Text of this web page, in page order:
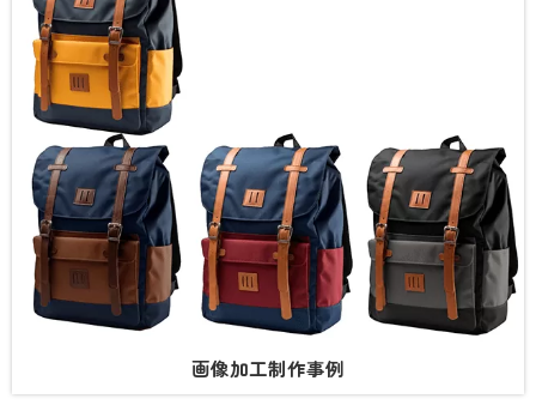
画像加工制作事例